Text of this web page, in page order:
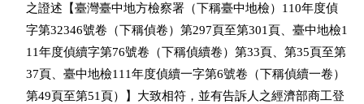
    之證述【臺灣臺中地方檢察署（下稱臺中地檢）110年度偵
    字第32346號卷（下稱偵卷）第297頁至第301頁、臺中地檢1
    11年度偵續字第76號卷（下稱偵續卷）第33頁、第35頁至第
    37頁、臺中地檢111年度偵續一字第6號卷（下稱偵續一卷）
    第49頁至第51頁）】大致相符，並有告訴人之經濟部商工登